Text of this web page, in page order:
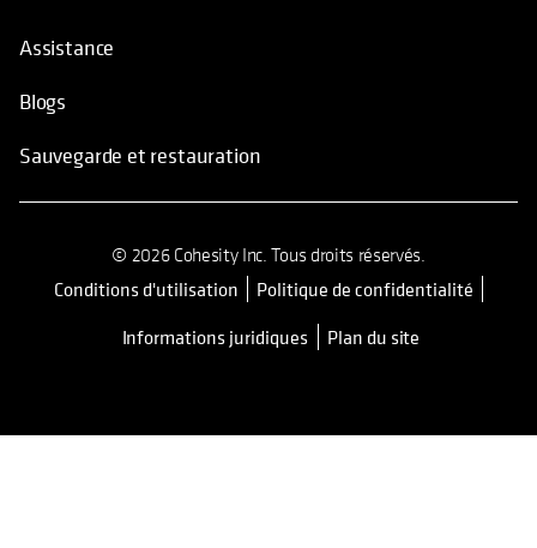
Assistance
Blogs
Sauvegarde et restauration
© 2026 Cohesity Inc. Tous droits réservés.
Conditions d'utilisation
Politique de confidentialité
Informations juridiques
Plan du site